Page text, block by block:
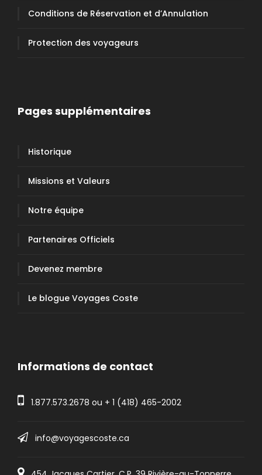
Conditions de Réservation et d’Annulation
Protection des voyageurs
Pages supplémentaires
Historique
Missions et Valeurs
Notre équipe
Partenaires Officiels
Devenez membre
Le blogue Voyages Coste
Informations de contact
1.877.573.2678 ou + 1 (418) 465-2002
info@voyagescoste.ca